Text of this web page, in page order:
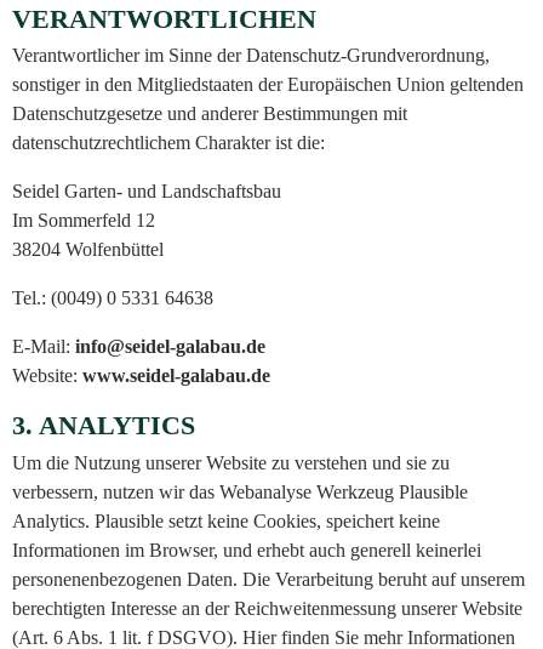
VERANTWORTLICHEN
Verantwortlicher im Sinne der Datenschutz-Grundverordnung,
sonstiger in den Mitgliedstaaten der Europäischen Union geltenden
Datenschutzgesetze und anderer Bestimmungen mit
datenschutzrechtlichem Charakter ist die:
Seidel Garten- und Landschaftsbau
Im Sommerfeld 12
38204 Wolfenbüttel
Tel.: (0049) 0 5331 64638
E-Mail: info@seidel-galabau.de
Website: www.seidel-galabau.de
3. ANALYTICS
Um die Nutzung unserer Website zu verstehen und sie zu
verbessern, nutzen wir das Webanalyse Werkzeug Plausible
Analytics. Plausible setzt keine Cookies, speichert keine
Informationen im Browser, und erhebt auch generell keinerlei
personenenbezogenen Daten. Die Verarbeitung beruht auf unserem
berechtigten Interesse an der Reichweitenmessung unserer Website
(Art. 6 Abs. 1 lit. f DSGVO). Hier finden Sie mehr Informationen